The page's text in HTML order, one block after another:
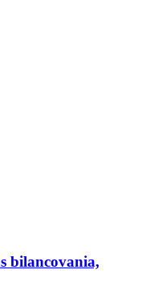
bilancovania,